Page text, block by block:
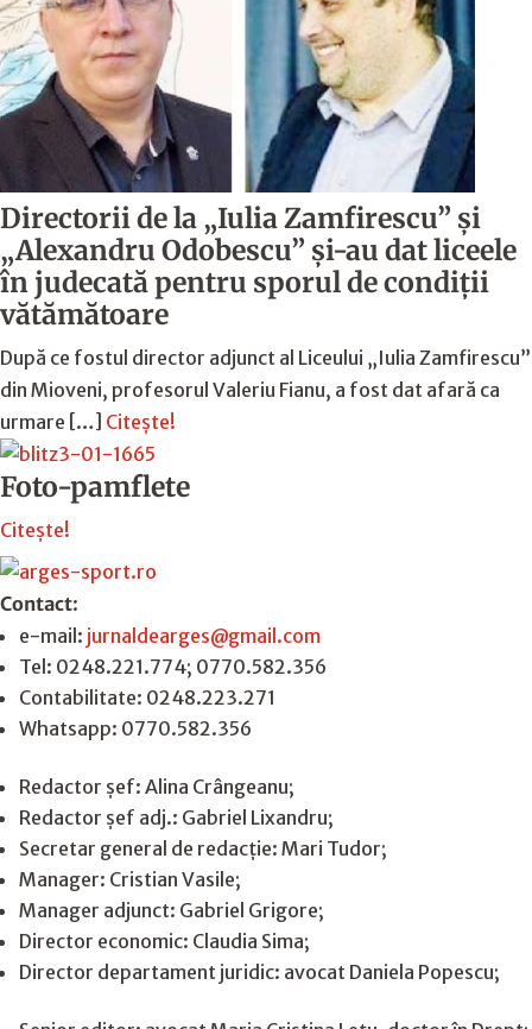
Directorii de la „Iulia Zamfirescu” și
„Alexandru Odobescu” și-au dat liceele
în judecată pentru sporul de condiții
vătămătoare
După ce fostul director adjunct al Liceului „Iulia Zamfirescu”
din Mioveni, profesorul Valeriu Fianu, a fost dat afară ca
urmare […] Citește!
Foto-pamflete
Citește!
Contact:
e-mail: jurnaldearges@gmail.com
Tel: 0248.221.774; 0770.582.356
Contabilitate: 0248.223.271
Whatsapp: 0770.582.356
Redactor șef: Alina Crângeanu;
Redactor șef adj.: Gabriel Lixandru;
Secretar general de redacție: Mari Tudor;
Manager: Cristian Vasile;
Manager adjunct: Gabriel Grigore;
Director economic: Claudia Sima;
Director departament juridic: avocat Daniela Popescu;